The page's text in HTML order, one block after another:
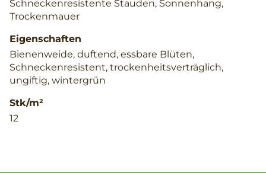
Schneckenresistente Stauden, Sonnenhang,
Trockenmauer
Eigenschaften
Bienenweide, duftend, essbare Blüten,
Schneckenresistent, trockenheitsverträglich,
ungiftig, wintergrün
Stk/m²
12